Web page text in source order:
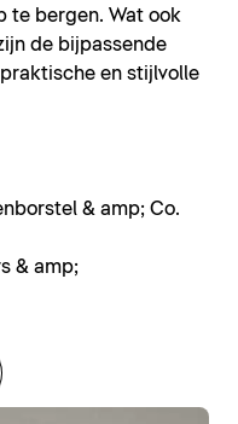
te bergen. Wat ook
de bijpassende
en stijlvolle
& amp; Co.
& amp;